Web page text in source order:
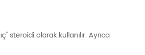
steroidi olarak kullanılır. Ayrıca